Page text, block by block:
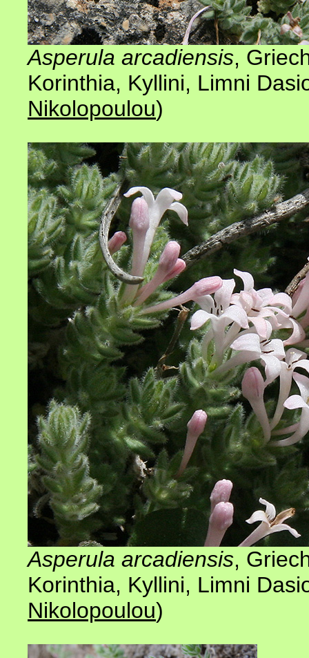
Asperula arcadiensis,
Korinthia, Kyllini, Limni
Nikolopoulou)
Asperula arcadiensis,
Korinthia, Kyllini, Limni
Nikolopoulou)